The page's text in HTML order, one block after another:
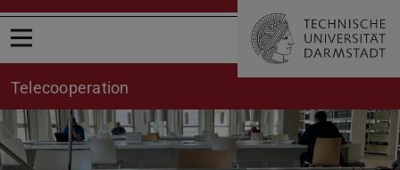
Open menu
Telecooperation